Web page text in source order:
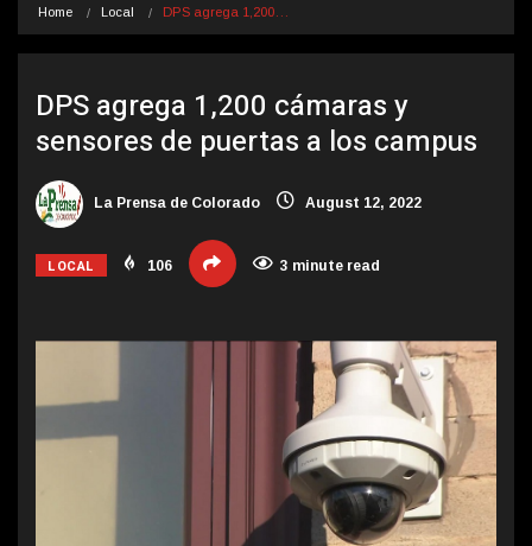
Home Local DPS agrega 1,200…
DPS agrega 1,200 cámaras y
sensores de puertas a los campus
La Prensa de Colorado August 12, 2022
LOCAL 106 3 minute read